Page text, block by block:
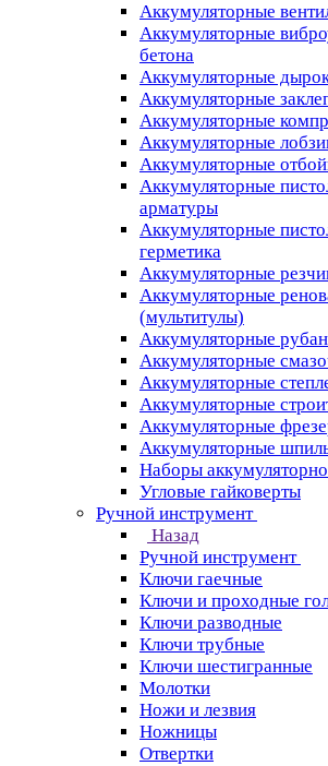
Аккумуляторные
Аккумуляторные
бетона
Аккумуляторные
Аккумуляторные
Аккумуляторные
Аккумуляторные
Аккумуляторные
Аккумуляторные
арматуры
Аккумуляторные
герметика
Аккумуляторные
Аккумуляторные
(мультитулы)
Аккумуляторные
Аккумуляторные
Аккумуляторные
Аккумуляторные
Аккумуляторные
Аккумуляторные
Наборы
Угловые гайковерты
Ручной инструмент
Назад
Ручной инструмент
Ключи гаечные
Ключи и проходные
Ключи разводные
Ключи трубные
Ключи шестигранные
Молотки
Ножи и лезвия
Ножницы
Отвертки